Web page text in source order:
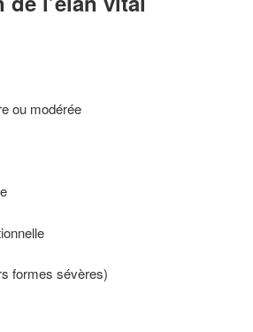
ou modérée
formes sévères)